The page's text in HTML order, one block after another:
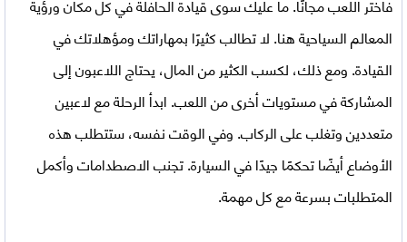
المعالم السياحية هنا. لا تطالب كثيرًا بمهاراتك ومؤهلاتك في
القيادة. ومع ذلك، لكسب الكثير من المال، يحتاج اللاعبون إلى
المشاركة في مستويات أخرى من اللعب. ابدأ الرحلة مع لاعبين
متعددين وتغلب على الركاب. وفي الوقت نفسه، ستتطلب هذه
الأوضاع أيضًا تحكمًا جيدًا في السيارة. تجنب الاصطدامات وأكمل
المتطلبات بسرعة مع كل مهمة.